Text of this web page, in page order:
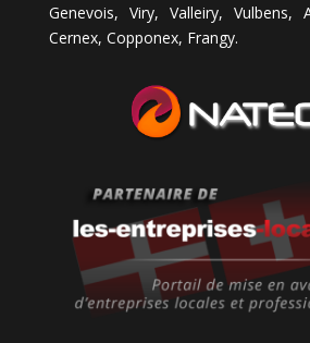
Genevois, Viry, Valleiry, Vulbens,
Cernex, Copponex, Frangy.